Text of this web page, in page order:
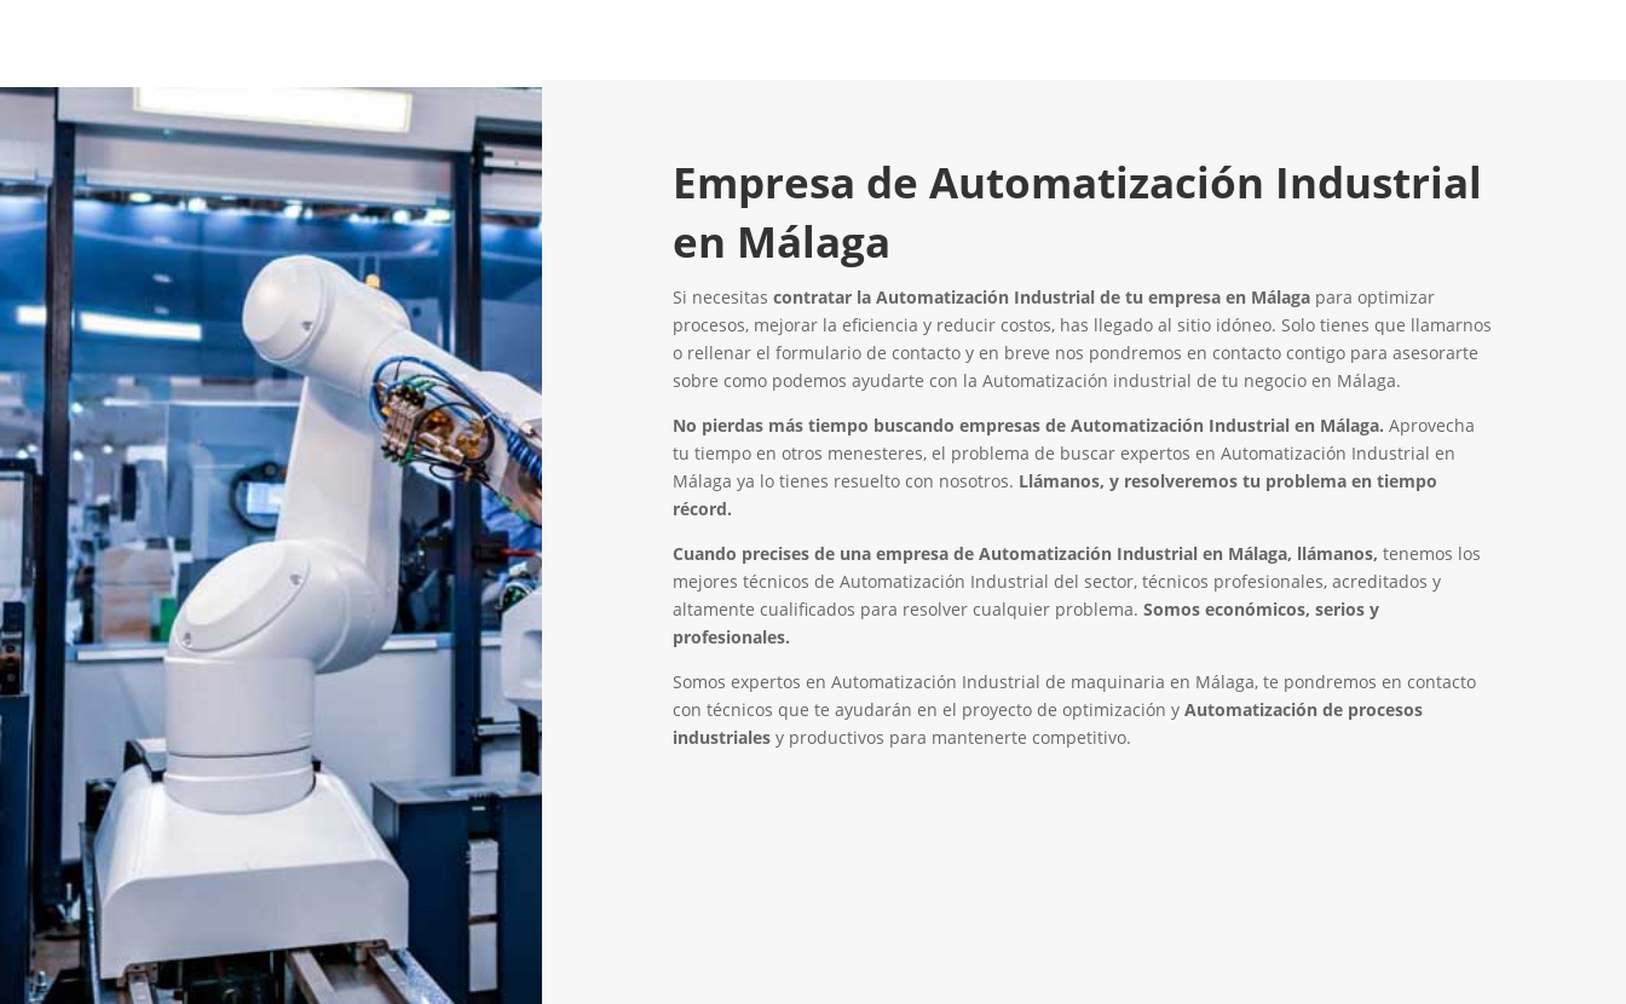
Empresa de Automatización Industrial
en Málaga
Si necesitas contratar la Automatización Industrial de tu empresa en Málaga para optimizar
procesos, mejorar la eficiencia y reducir costos, has llegado al sitio idóneo. Solo tienes que llamarnos
o rellenar el formulario de contacto y en breve nos pondremos en contacto contigo para asesorarte
sobre como podemos ayudarte con la Automatización industrial de tu negocio en Málaga.
No pierdas más tiempo buscando empresas de Automatización Industrial en Málaga. Aprovecha
tu tiempo en otros menesteres, el problema de buscar expertos en Automatización Industrial en
Málaga ya lo tienes resuelto con nosotros. Llámanos, y resolveremos tu problema en tiempo
récord.
Cuando precises de una empresa de Automatización Industrial en Málaga, llámanos, tenemos los
mejores técnicos de Automatización Industrial del sector, técnicos profesionales, acreditados y
altamente cualificados para resolver cualquier problema. Somos económicos, serios y
profesionales.
Somos expertos en Automatización Industrial de maquinaria en Málaga, te pondremos en contacto
con técnicos que te ayudarán en el proyecto de optimización y Automatización de procesos
industrialesy productivos para mantenerte competitivo.